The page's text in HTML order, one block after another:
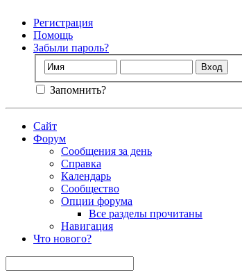
Регистрация
Помощь
Забыли пароль?
Запомнить?
Сайт
Форум
Сообщения за день
Справка
Календарь
Сообщество
Опции форума
Все разделы прочитаны
Навигация
Что нового?